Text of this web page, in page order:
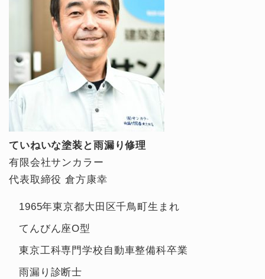
ていねいな塗装と雨漏り修理
有限会社サンカラー
代表取締役 倉方康幸
1965年東京都大田区千鳥町生まれ
てんびん座O型
東京工科専門学校自動車整備科卒業
雨漏り診断士